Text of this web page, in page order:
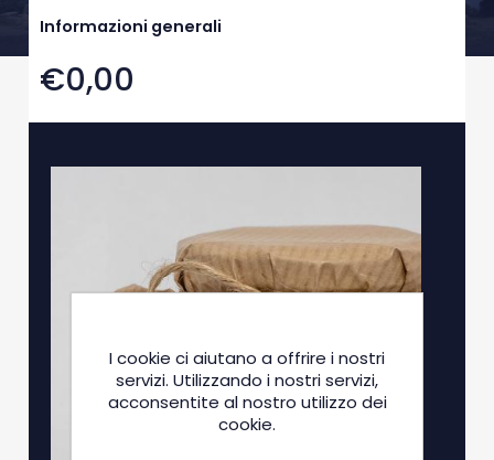
Informazioni generali
€0,00
I cookie ci aiutano a offrire i nostri
servizi. Utilizzando i nostri servizi,
acconsentite al nostro utilizzo dei
cookie.